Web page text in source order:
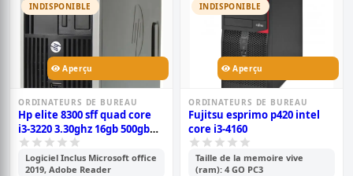
INDISPONIBLE
Aperçu
ORDINATEURS DE BUREAU
Hp elite 8300 sff quad core
i3-3220 3.30ghz 16gb 500gb
dvd wifi windows 10
professional desktop pc
Logiciel Inclus Microsoft office
2019, Adobe Reader
INDISPONIBLE
Aperçu
ORDINATEURS DE BUREAU
Fujitsu esprimo p420 intel
core i3-4160
Taille de la memoire vive
(ram): 4 GO PC3